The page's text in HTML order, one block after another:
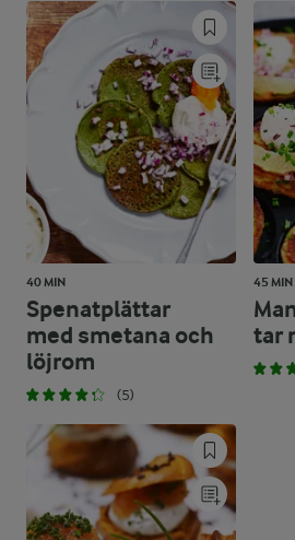
40 MIN
Spenatplättar
med smetana och
löjrom
(5)
45 MIN
tar